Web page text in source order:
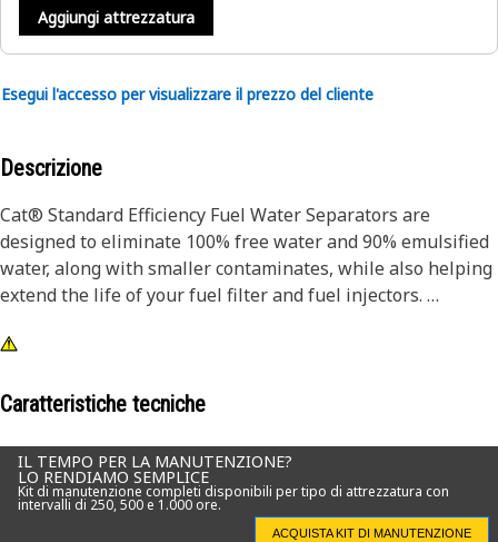
Aggiungi attrezzatura
Esegui l'accesso per visualizzare il prezzo del cliente
Descrizione
Cat® Standard Efficiency Fuel Water Separators are
designed to eliminate 100% free water and 90% emulsified
water, along with smaller contaminates, while also helping
extend the life of your fuel filter and fuel injectors.
Designed and built specifically for Cat equipment, our fuel
and precision fuel system components.
Choosing genuine Cat filters is the best choice for
protecting your Cat equipment.
Caratteristiche tecniche
IL TEMPO PER LA MANUTENZIONE?
LO RENDIAMO SEMPLICE
Kit di manutenzione completi disponibili per tipo di attrezzatura con
intervalli di 250, 500 e 1.000 ore.
ACQUISTA KIT DI MANUTENZIONE